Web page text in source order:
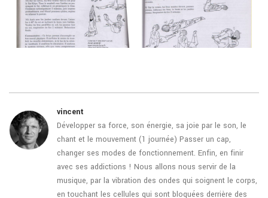
vincent
Développer sa force, son énergie, sa joie par le son, le
chant et le mouvement (1 journée) Passer un cap,
changer ses modes de fonctionnement. Enfin, en finir
avec ses addictions ! Nous allons nous servir de la
musique, par la vibration des ondes qui soignent le corps,
en touchant les cellules qui sont bloquées derrière des